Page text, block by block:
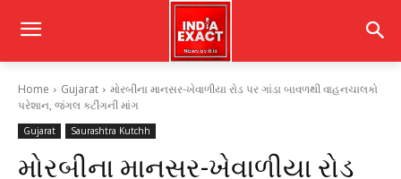
Home Gujarat
મોરબીના માનસર-ખેવાળીયા રોડ પર ગાંડા બાવળથી વાહનચાલકો
પરેશાન, જંગલ કટીંગની માંગ
Gujarat Saurashtra Kutchh
મોરબીના માનસર-ખેવાળીયા રોડ